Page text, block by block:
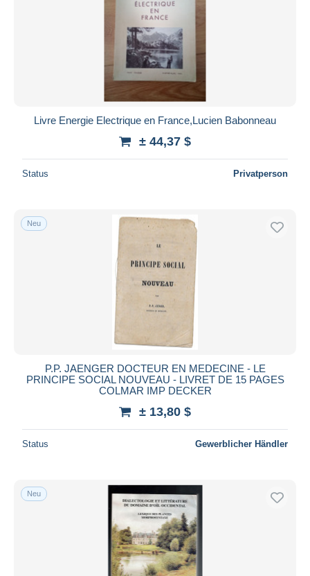
Livre Energie Electrique en France,Lucien Babonneau
± 44,37 $
Status Privatperson
Neu
P.P. JAENGER DOCTEUR EN MEDECINE - LE
PRINCIPE SOCIAL NOUVEAU - LIVRET DE 15 PAGES
COLMAR IMP DECKER
± 13,80 $
Status Gewerblicher Händler
Neu